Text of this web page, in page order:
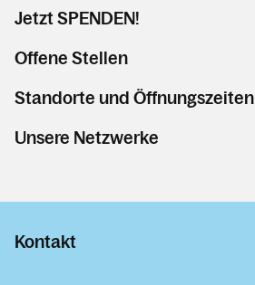
Jetzt SPENDEN!
Offene Stellen
Standorte und Öffnungszeiten
Unsere Netzwerke
Kontakt